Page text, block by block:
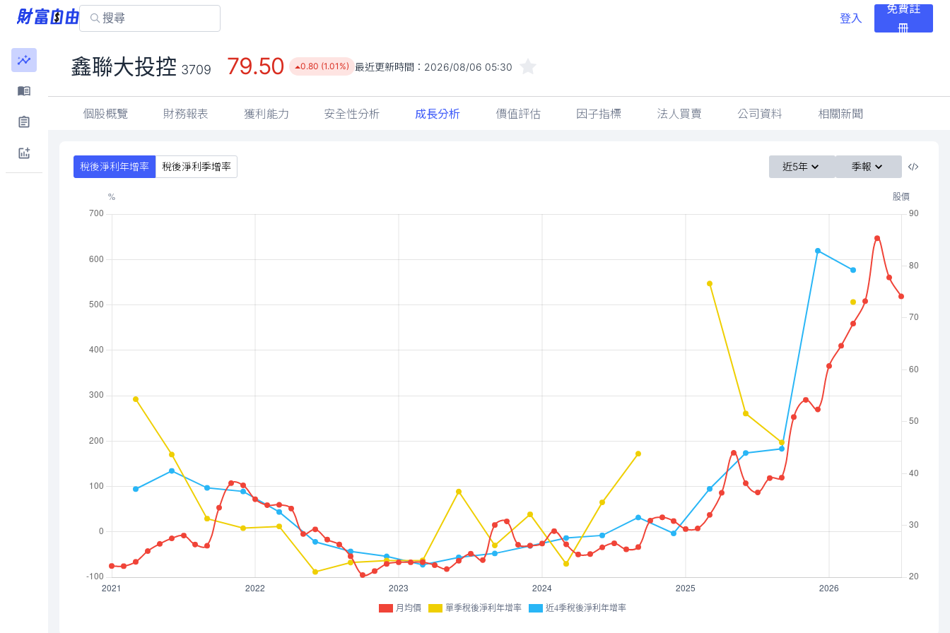
登入
免費註
冊
鑫聯大投控 3709 79.50 0.80 (1.01%) 最近更新時間： 2026/08/06 05:30
個股概覽 財務報表 獲利能力 安全性分析 成長分析 價值評估 因子指標 法人買賣 公司資料 相關新聞
稅後淨利年增率 稅後淨利季增率 近5年 季報
月均價 單季稅後淨利年增率 近4季稅後淨利年增率